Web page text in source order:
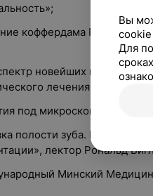
коффердама Roeko
новейших
лечения»;
под микроскопом»,
полости зуба. Ниндзя-
лектор Рональд
Минский
Вы
cookie
Для